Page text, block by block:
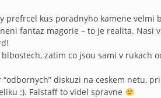
prefrcel kus poradnyho kamene velmi
fantaz magorie – to je realita. Nasi
zatim co jsou sami v rukach
diskuzi na ceskem netu,
:). Falstaff to videl spravne